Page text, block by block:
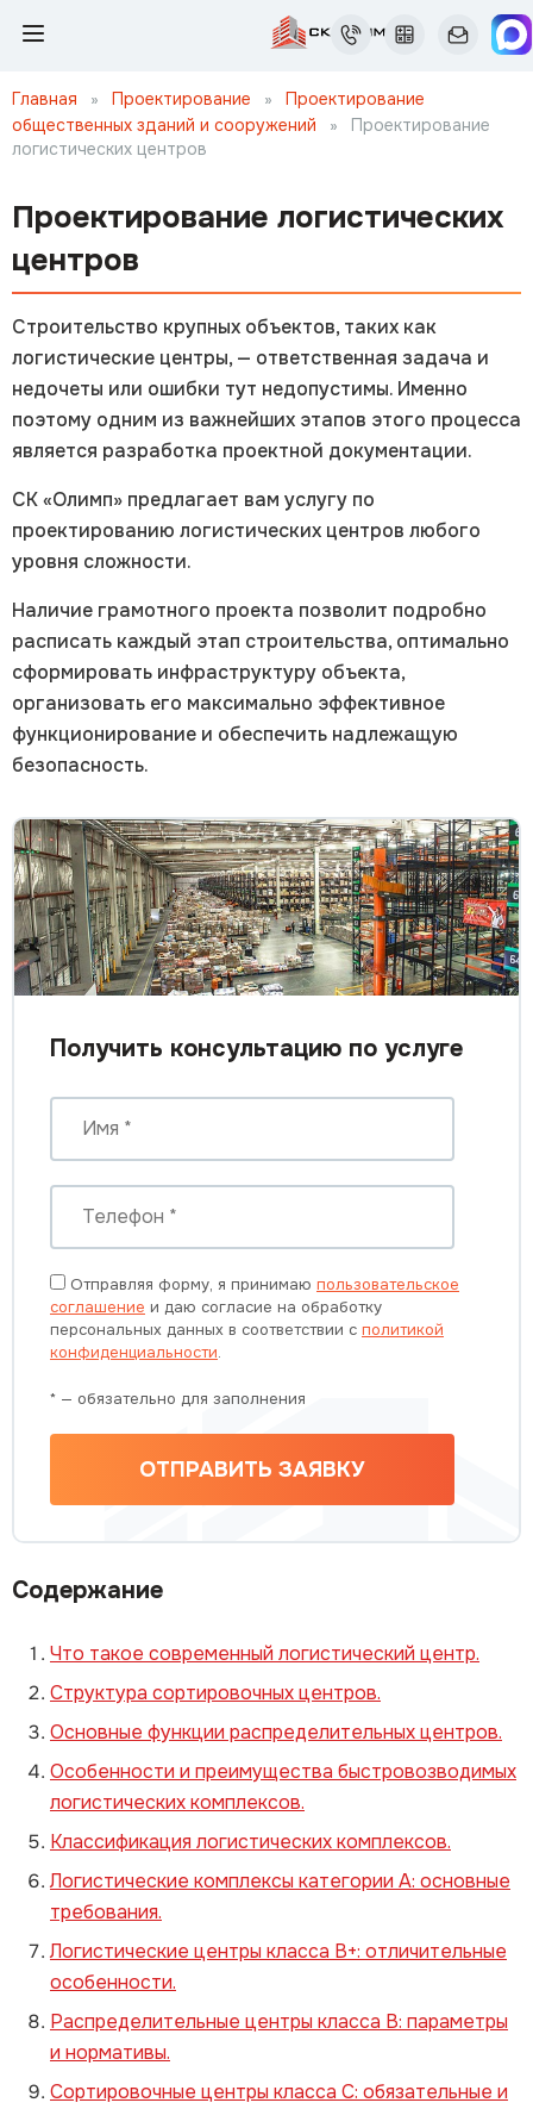
Главная » Проектирование »
Проектирование
общественных зданий и сооружений
»
Проектирование
логистических центров
Проектирование логистических
центров
Строительство крупных объектов, таких как
логистические центры, — ответственная задача и
недочеты или ошибки тут недопустимы. Именно
поэтому одним из важнейших этапов этого процесса
является разработка проектной документации.
СК «Олимп» предлагает вам услугу по
проектированию логистических центров любого
уровня сложности.
Наличие грамотного проекта позволит подробно
расписать каждый этап строительства, оптимально
сформировать инфраструктуру объекта,
организовать его максимально эффективное
функционирование и обеспечить надлежащую
безопасность.
Получить консультацию по услуге
Отправляя форму, я принимаю пользовательское
соглашение и даю согласие на обработку
персональных данных в соответствии с политикой
конфиденциальности.
* — обязательно для заполнения
ОТПРАВИТЬ ЗАЯВКУ
Содержание
Что такое современный логистический центр.
Структура сортировочных центров.
Основные функции распределительных центров.
Особенности и преимущества быстровозводимых
логистических комплексов.
Классификация логистических комплексов.
Логистические комплексы категории А: основные
требования.
Логистические центры класса В+: отличительные
особенности.
Распределительные центры класса В: параметры
и нормативы.
Сортировочные центры класса С: обязательные и